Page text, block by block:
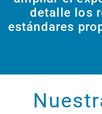
detalle los
estándares